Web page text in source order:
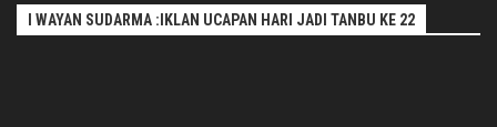
I WAYAN SUDARMA :IKLAN UCAPAN HARI JADI TANBU KE 22